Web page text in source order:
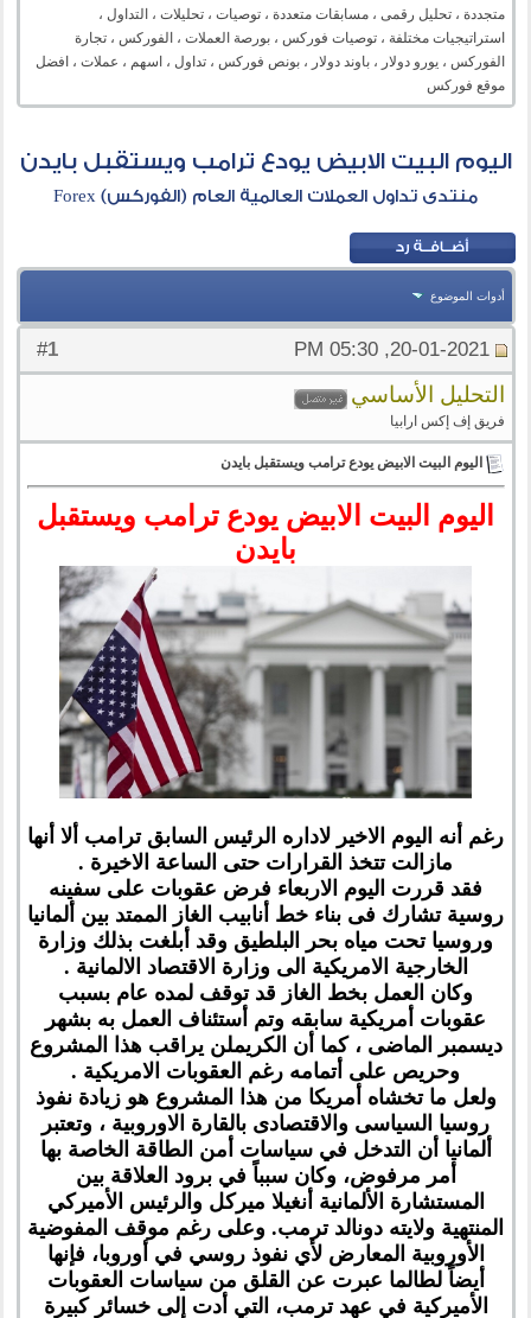
متجددة ، تحليل رقمى ، مسابقات متعددة ، توصيات ، تحليلات ، التداول ،
استراتيجيات مختلفة ، توصيات فوركس ، بورصة العملات ، الفوركس ، تجارة
الفوركس ، يورو دولار ، باوند دولار ، بونص فوركس ، تداول ، اسهم ، عملات ، افضل
موقع فوركس
اليوم البيت الابيض يودع ترامب ويستقبل بايدن
منتدى تداول العملات العالمية العام (الفوركس) Forex
أدوات الموضوع
#
1 20-01-2021, 05:30 PM
التحليل الأساسي
فريق إف إكس ارابيا
اليوم البيت الابيض يودع ترامب ويستقبل بايدن
اليوم البيت الابيض يودع ترامب ويستقبل
بايدن
رغم أنه اليوم الاخير لاداره الرئيس السابق ترامب ألا أنها
مازالت تتخذ القرارات حتى الساعة الاخيرة .
فقد قررت اليوم الاربعاء فرض عقوبات على سفينه
روسية تشارك فى بناء خط أنابيب الغاز الممتد بين ألمانيا
وروسيا تحت مياه بحر البلطيق وقد أبلغت بذلك وزارة
الخارجية الامريكية الى وزارة الاقتصاد الالمانية .
وكان العمل بخط الغاز قد توقف لمده عام بسبب
عقوبات أمريكية سابقه وتم أستئناف العمل به بشهر
ديسمبر الماضى ، كما أن الكريملن يراقب هذا المشروع
وحريص على أتمامه رغم العقوبات الامريكية .
ولعل ما تخشاه أمريكا من هذا المشروع هو زيادة نفوذ
روسيا السياسى والاقتصادى بالقارة الاوروبية ، وتعتبر
ألمانيا أن التدخل في سياسات أمن الطاقة الخاصة بها
أمر مرفوض، وكان سبباً في برود العلاقة بين
المستشارة الألمانية أنغيلا ميركل والرئيس الأميركي
المنتهية ولايته دونالد ترمب. وعلى رغم موقف المفوضية
الأوروبية المعارض لأي نفوذ روسي في أوروبا، فإنها
أيضاً لطالما عبرت عن القلق من سياسات العقوبات
الأميركية في عهد ترمب، التي أدت إلى خسائر كبيرة